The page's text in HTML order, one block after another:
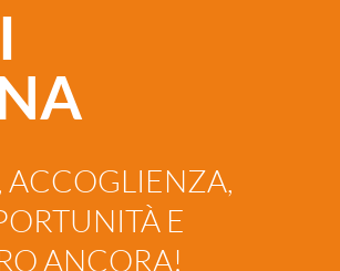
ACCOGLIENZA,
E
ANCORA!